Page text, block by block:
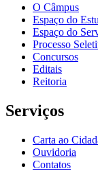
O Câmpus
Espaço do
Espaço do
Processo
Concursos
Editais
Reitoria
Serviços
Carta ao
Ouvidoria
Contatos